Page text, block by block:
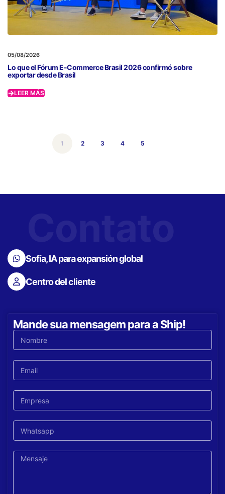
05/08/2026
Lo que el Fórum E-Commerce Brasil 2026 confirmó sobre
exportar desde Brasil
LEER MÁS
1 2 3 4 5
Sofía, IA para expansión global
Centro del cliente
Mande sua mensagem para a Ship!